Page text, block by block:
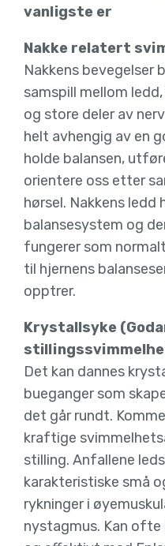
vanligste er
Nakke relatert
Nakkens bevegelser
samspill mellom
og store deler av
helt avhengig av en
holde balansen,
orientere oss etter
hørsel. Nakkens ledd
balansesystem og
fungerer som
til hjernens
opptrer.
Krystallsyke
Det kan dannes
bueganger som
det går rundt.
kraftige
stilling. Anfallene
karakteristiske små
rykninger i
nystagmus. Kan